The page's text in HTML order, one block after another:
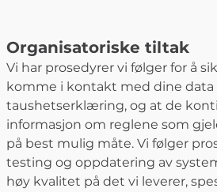
Organisatoriske tiltak
Vi har prosedyrer vi følger for å
komme i kontakt med dine data
taushetserklæring, og at de
informasjon om reglene som
på best mulig måte. Vi følger
testing og oppdatering av
høy kvalitet på det vi leverer,